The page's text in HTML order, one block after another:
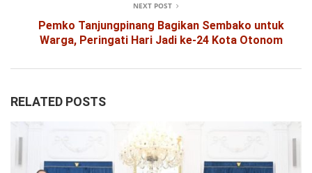
NEXT POST
Pemko Tanjungpinang Bagikan Sembako untuk
Warga, Peringati Hari Jadi ke-24 Kota Otonom
RELATED POSTS